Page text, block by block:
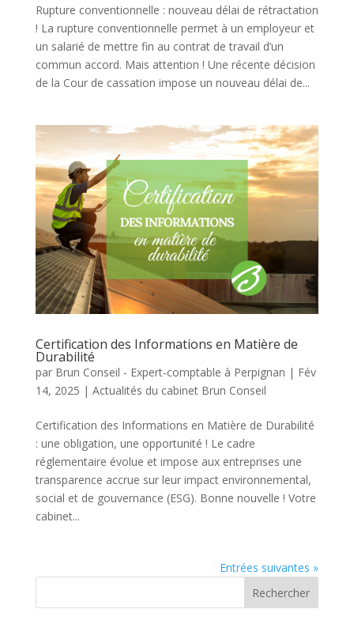
Rupture conventionnelle : nouveau délai de rétractation
! La rupture conventionnelle permet à un employeur et
un salarié de mettre fin au contrat de travail d’un
commun accord. Mais attention ! Une récente décision
de la Cour de cassation impose un nouveau délai de...
Certification des Informations en Matière de
Durabilité
par Brun Conseil - Expert-comptable à Perpignan | Fév
14, 2025 | Actualités du cabinet Brun Conseil
Certification des Informations en Matière de Durabilité
: une obligation, une opportunité ! Le cadre
réglementaire évolue et impose aux entreprises une
transparence accrue sur leur impact environnemental,
social et de gouvernance (ESG). Bonne nouvelle ! Votre
cabinet...
Entrées suivantes »